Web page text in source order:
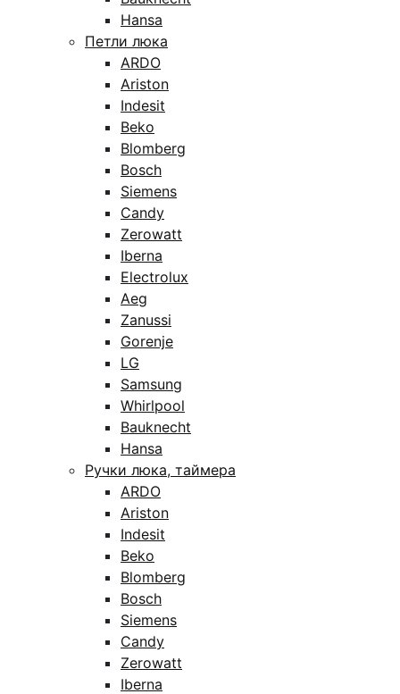
Hansa
Петли люка
ARDO
Ariston
Indesit
Beko
Blomberg
Bosch
Siemens
Candy
Zerowatt
Iberna
Electrolux
Aeg
Zanussi
Gorenje
LG
Samsung
Whirlpool
Bauknecht
Hansa
Ручки люка, таймера
ARDO
Ariston
Indesit
Beko
Blomberg
Bosch
Siemens
Candy
Zerowatt
Iberna